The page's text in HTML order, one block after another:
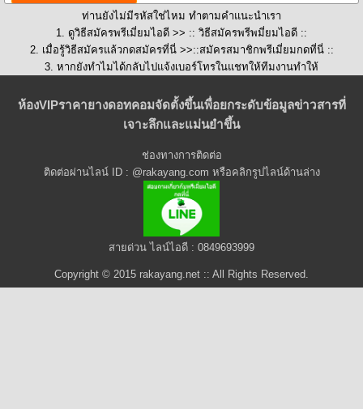
ท่านยังไม่มีรหัสใช่ไหม ทำตามคำแนะนำเรา
1. ดูวิธีสมัครพรีเมี่ยมไอดี >> :: วิธีสมัครพรีพมี่ยมไอดี ::
2. เมื่อรู้วิธีสมัครแล้วกดสมัครที่นี่ >>::สมัครสมาชิกพรีเมี่ยมกดที่นี่ ::
3. หากยังทำไมได้กลับไปแจ้งเบอร์โทรในแชทให้ทีมงานทำให้
ห้องVIPราคายางดอทคอมจัดตั้งขึ้นเพื่อยกระดับข้อมูลข่าวสารที่
เจาะลึกและแม่นยำขึ้น
ช่องทางการติดต่อ
ติดต่อผ่านไลน์ ID : @rakayang.com หรือคลิกรูปไลน์ด้านล่าง
สายด่วน ไลน์ไอดี : 0849693999
Copyright © 2015 rakayang.net :: All Rights Reserved.